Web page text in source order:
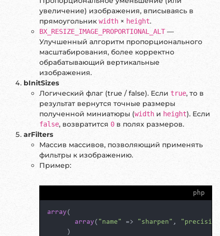
увеличение) изображения, вписываясь в
прямоугольник width × height.
BX_RESIZE_IMAGE_PROPORTIONAL_ALT—
Улучшенный алгоритм пропорционального
масштабирования, более корректно
обрабатывающий вертикальные
изображения.
bInitSizes
Логический флаг (true / false). Если true, то в
результат вернутся точные размеры
полученной миниатюры (width и height). Если
false, возвратится 0 в полях размеров.
arFilters
Массив массивов, позволяющий применять
фильтры к изображению.
Пример:
php
array (
array ( "name" => "sharpen" ,
     )